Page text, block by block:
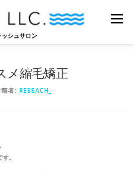
シュサロン
メニュー
メ縮毛矯正
者: REBEACH_
。